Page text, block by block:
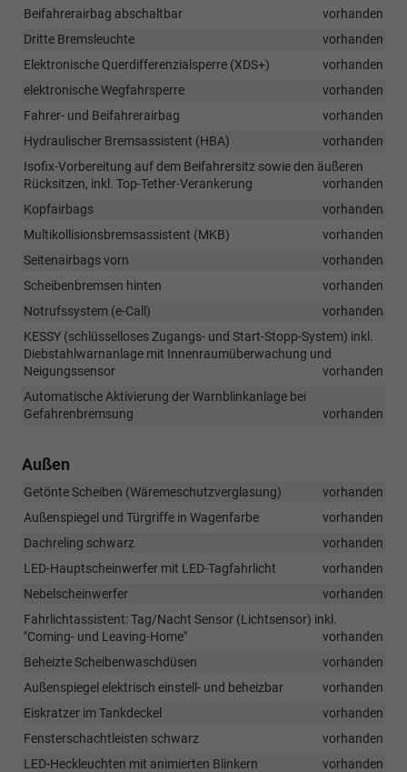
Beifahrerairbag abschaltbar
vorhanden
Dritte Bremsleuchte
vorhanden
Elektronische Querdifferenzialsperre (XDS+)
vorhanden
elektronische Wegfahrsperre
vorhanden
Fahrer- und Beifahrerairbag
vorhanden
Hydraulischer Bremsassistent (HBA)
vorhanden
Isofix-Vorbereitung auf dem Beifahrersitz sowie den äußeren
Rücksitzen, inkl. Top-Tether-Verankerung
vorhanden
Kopfairbags
vorhanden
Multikollisionsbremsassistent (MKB)
vorhanden
Seitenairbags vorn
vorhanden
Scheibenbremsen hinten
vorhanden
Notrufssystem (e-Call)
vorhanden
KESSY (schlüsselloses Zugangs- und Start-Stopp-System) inkl.
Diebstahlwarnanlage mit Innenraumüberwachung und
Neigungssensor
vorhanden
Automatische Aktivierung der Warnblinkanlage bei
Gefahrenbremsung
vorhanden
Außen
Getönte Scheiben (Wäremeschutzverglasung)
vorhanden
Außenspiegel und Türgriffe in Wagenfarbe
vorhanden
Dachreling schwarz
vorhanden
LED-Hauptscheinwerfer mit LED-Tagfahrlicht
vorhanden
Nebelscheinwerfer
vorhanden
Fahrlichtassistent: Tag/Nacht Sensor (Lichtsensor) inkl.
"Coming- und Leaving-Home"
vorhanden
Beheizte Scheibenwaschdüsen
vorhanden
Außenspiegel elektrisch einstell- und beheizbar
vorhanden
Eiskratzer im Tankdeckel
vorhanden
Fensterschachtleisten schwarz
vorhanden
LED-Heckleuchten mit animierten Blinkern
vorhanden